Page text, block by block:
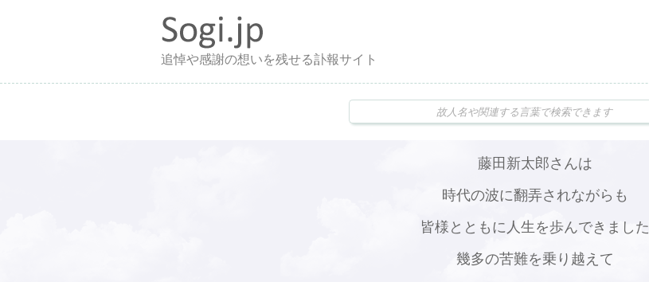
追悼や感謝の想いを残せる訃報サイト
藤田新太郎さんは
時代の波に翻弄されながらも
皆様とともに人生を歩んできました
幾多の苦難を乗り越えて